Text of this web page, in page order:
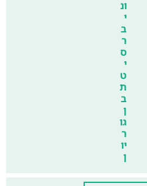
ונ
י
ב
ר
ס
י
ט
ת
ב
ן
גו
ר
יו
ן